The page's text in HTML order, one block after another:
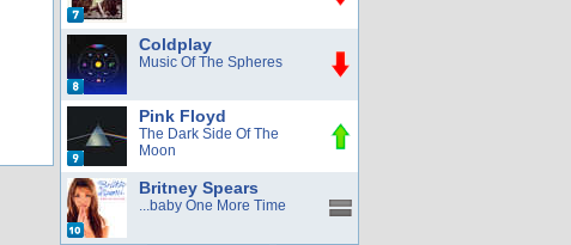
Coldplay
Music Of The Spheres
Pink Floyd
The Dark Side Of The
Moon
Britney Spears
...baby One More Time